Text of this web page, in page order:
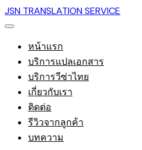
JSN TRANSLATION SERVICE
หน้าแรก
บริการแปลเอกสาร
บริการวีซ่าไทย
เกี่ยวกับเรา
ติดต่อ
รีวิวจากลูกค้า
บทความ